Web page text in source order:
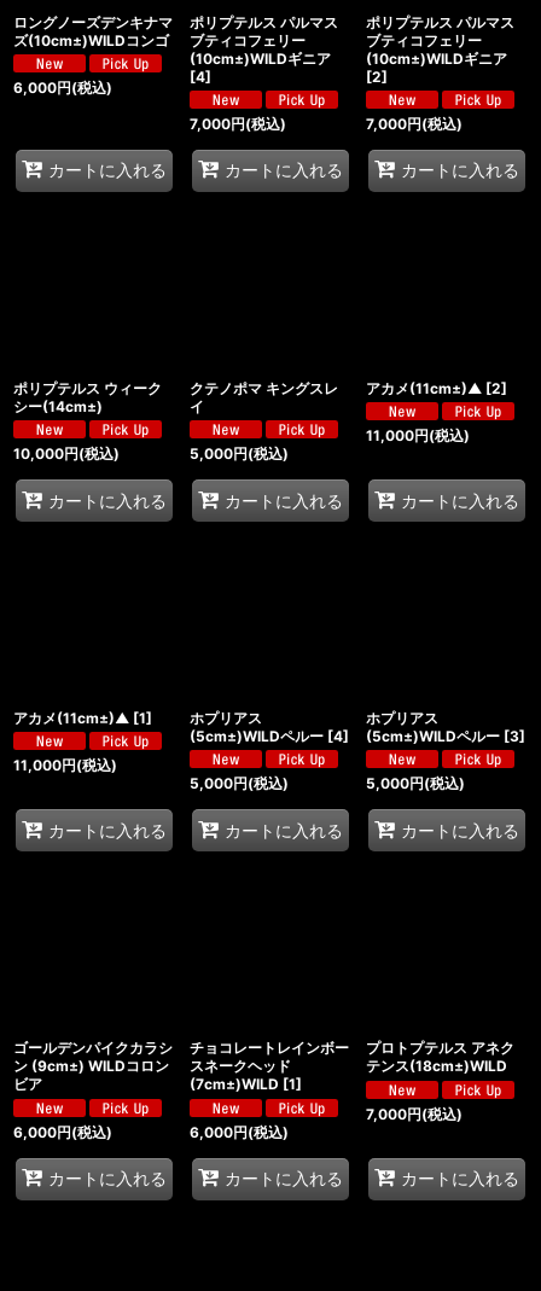
ロングノーズデンキナマ
ズ(10cm±)WILDコンゴ
6,000円(税込)
カートに入れる
ポリプテルス パルマス
ブティコフェリー
(10cm±)WILDギニア
[4]
7,000円(税込)
カートに入れる
ポリプテルス パルマス
ブティコフェリー
(10cm±)WILDギニア
[2]
7,000円(税込)
カートに入れる
ポリプテルス ウィーク
シー(14cm±)
10,000円(税込)
カートに入れる
クテノポマ キングスレ
イ
5,000円(税込)
カートに入れる
アカメ(11cm±)▲ [2]
11,000円(税込)
カートに入れる
アカメ(11cm±)▲ [1]
11,000円(税込)
カートに入れる
ホプリアス
(5cm±)WILDペルー [4]
5,000円(税込)
カートに入れる
ホプリアス
(5cm±)WILDペルー [3]
5,000円(税込)
カートに入れる
ゴールデンパイクカラシ
ン (9cm±) WILDコロン
ビア
6,000円(税込)
カートに入れる
チョコレートレインボー
スネークヘッド
(7cm±)WILD [1]
6,000円(税込)
カートに入れる
プロトプテルス アネク
テンス(18cm±)WILD
7,000円(税込)
カートに入れる